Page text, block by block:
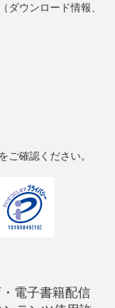
ダウンロード情報、
をご確認ください。
電子書籍配信